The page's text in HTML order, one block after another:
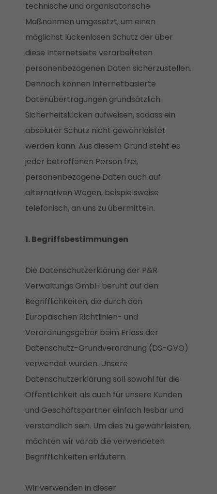
technische und organisatorische
Maßnahmen umgesetzt, um einen
möglichst lückenlosen Schutz der über
diese Internetseite verarbeiteten
personenbezogenen Daten sicherzustellen.
Dennoch können Internetbasierte
Datenübertragungen grundsätzlich
Sicherheitslücken aufweisen, sodass ein
absoluter Schutz nicht gewährleistet
werden kann. Aus diesem Grund steht es
jeder betroffenen Person frei,
personenbezogene Daten auch auf
alternativen Wegen, beispielsweise
telefonisch, an uns zu übermitteln.
1. Begriffsbestimmungen
Die Datenschutzerklärung der P&R
Verwaltungs GmbH beruht auf den
Begrifflichkeiten, die durch den
Europäischen Richtlinien- und
Verordnungsgeber beim Erlass der
Datenschutz-Grundverordnung (DS-GVO)
verwendet wurden. Unsere
Datenschutzerklärung soll sowohl für die
Öffentlichkeit als auch für unsere Kunden
und Geschäftspartner einfach lesbar und
verständlich sein. Um dies zu gewährleisten,
möchten wir vorab die verwendeten
Begrifflichkeiten erläutern.
Wir verwenden in dieser